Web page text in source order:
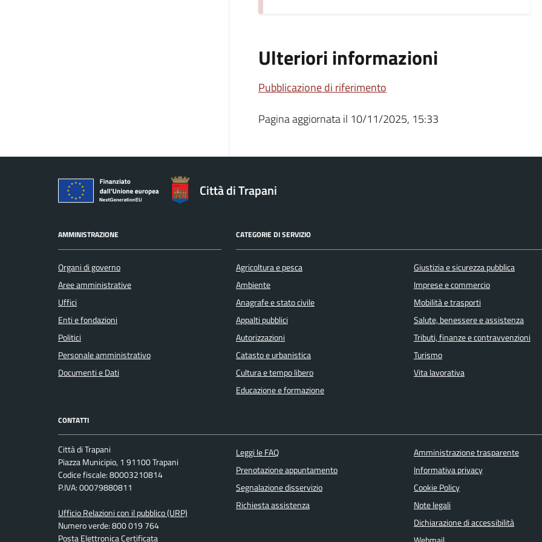
Ulteriori informazioni
Pubblicazione di riferimento
Pagina aggiornata il 10/11/2025, 15:33
Città di Trapani
AMMINISTRAZIONE
Organi di governo
Aree amministrative
Uffici
Enti e fondazioni
Politici
Personale amministrativo
Documenti e Dati
CATEGORIE DI SERVIZIO
Agricoltura e pesca
Ambiente
Anagrafe e stato civile
Appalti pubblici
Autorizzazioni
Catasto e urbanistica
Cultura e tempo libero
Educazione e formazione
Giustizia e sicurezza pubblica
Imprese e commercio
Mobilità e trasporti
Salute, benessere e assistenza
Tributi, finanze e contravvenzioni
Turismo
Vita lavorativa
CONTATTI
Città di Trapani
Piazza Municipio, 1 91100 Trapani
Codice fiscale: 80003210814
P.IVA: 00079880811
Ufficio Relazioni con il pubblico (URP)
Numero verde: 800 019 764
Posta Elettronica Certificata
Leggi le FAQ
Prenotazione appuntamento
Segnalazione disservizio
Richiesta assistenza
Amministrazione trasparente
Informativa privacy
Cookie Policy
Note legali
Dichiarazione di accessibilità